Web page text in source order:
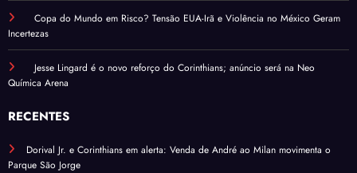
Copa do Mundo em Risco? Tensão EUA-Irã e Violência no México Geram
Incertezas
Jesse Lingard é o novo reforço do Corinthians; anúncio será na Neo
Química Arena
RECENTES
Dorival Jr. e Corinthians em alerta: Venda de André ao Milan movimenta o
Parque São Jorge